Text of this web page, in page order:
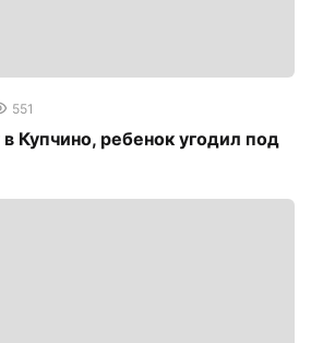
551
Купчино, ребенок угодил под